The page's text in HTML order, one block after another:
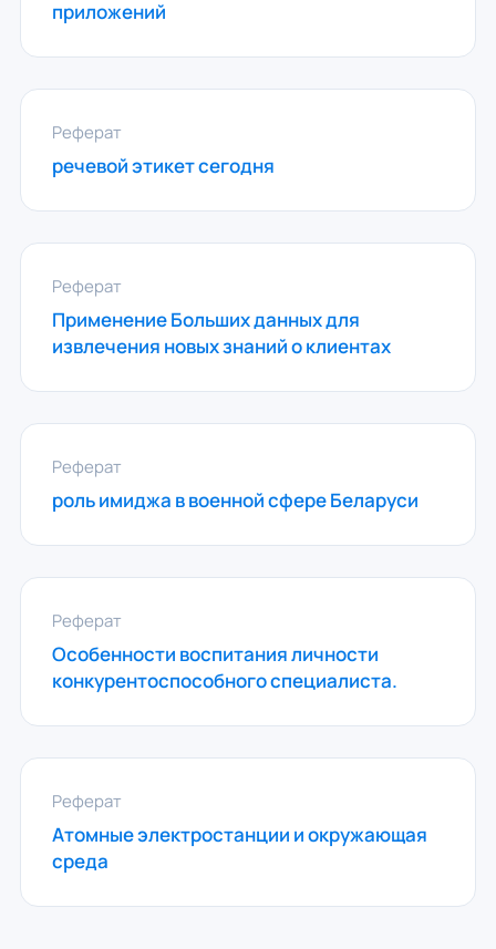
приложений
Реферат
речевой этикет сегодня
Реферат
Применение Больших данных для
извлечения новых знаний о клиентах
Реферат
роль имиджа в военной сфере Беларуси
Реферат
Особенности воспитания личности
конкурентоспособного специалиста.
Реферат
Атомные электростанции и окружающая
среда